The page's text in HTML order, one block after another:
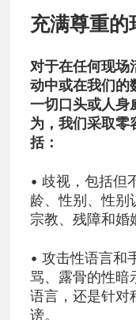
充满尊重的
对于在任何现场
动中或在我们的
一切口头或人身
为，我们采取零
括：
• 歧视，包括但
龄、性别、性别
宗教、残障和婚
• 攻击性语言和
骂、露骨的性暗
语言，还是针对
谤。